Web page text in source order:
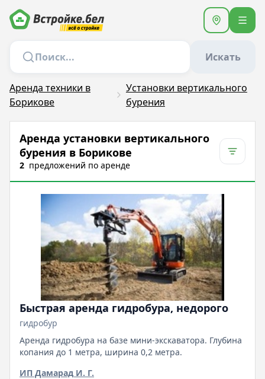
Искать
Аренда техники в
Борикове
Установки вертикального
бурения
Аренда установки вертикального
бурения в Борикове
2 предложений по аренде
Быстрая аренда гидробура, недорого
гидробур
Аренда гидробура на базе мини-экскаватора. Глубина
копания до 1 метра, ширина 0,2 метра.
ИП Дамарад И. Г.